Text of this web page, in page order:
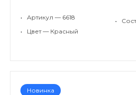
•
Артикул — 6618
•
Цвет — Красный
•
Новинка